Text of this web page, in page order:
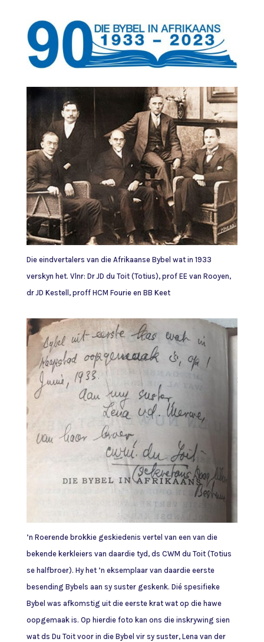
Die eindvertalers van die Afrikaanse Bybel wat in 1933
verskyn het. Vlnr: Dr JD du Toit (Totius), prof EE van Rooyen,
dr JD Kestell, proff HCM Fourie en BB Keet
’n Roerende brokkie geskiedenis vertel van een van die
bekende kerkleiers van daardie tyd, ds CWM du Toit (Totius
se halfbroer). Hy het ’n eksemplaar van daardie eerste
besending Bybels aan sy suster geskenk. Dié spesifieke
Bybel was afkomstig uit die eerste krat wat op die hawe
oopgemaak is. Op hierdie foto kan ons die inskrywing sien
wat ds Du Toit voor in die Bybel vir sy suster, Lena van der